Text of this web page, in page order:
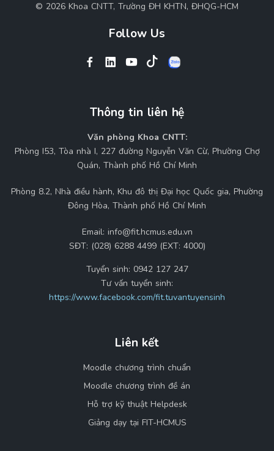
© 2026 Khoa CNTT, Trường ĐH KHTN, ĐHQG-HCM
Follow Us
Thông tin liên hệ
Văn phòng Khoa CNTT:
Phòng I53, Tòa nhà I, 227 đường Nguyễn Văn Cừ, Phường Chợ
Quán, Thành phố Hồ Chí Minh
Phòng 8.2, Nhà điều hành, Khu đô thị Đại học Quốc gia, Phường
Đông Hòa, Thành phố Hồ Chí Minh
Email: info@fit.hcmus.edu.vn
SĐT: (028) 6288 4499 (EXT: 4000)
Tuyển sinh: 0942 127 247
Tư vấn tuyển sinh:
https://www.facebook.com/fit.tuvantuyensinh
Liên kết
Moodle chương trình chuẩn
Moodle chương trình đề án
Hỗ trợ kỹ thuật Helpdesk
Giảng dạy tại FIT-HCMUS